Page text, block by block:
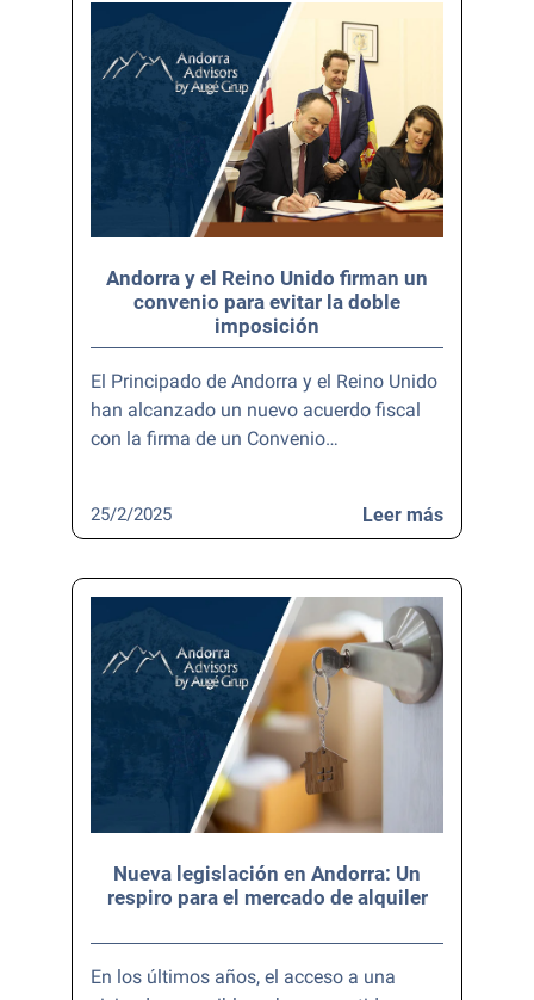
Andorra y el Reino Unido firman un
convenio para evitar la doble
imposición
El Principado de Andorra y el Reino Unido
han alcanzado un nuevo acuerdo fiscal
con la firma de un Convenio…
Leer más
25/2/2025
Nueva legislación en Andorra: Un
respiro para el mercado de alquiler
En los últimos años, el acceso a una